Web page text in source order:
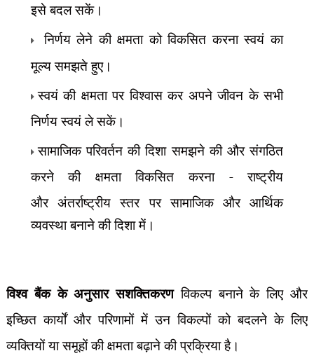
इसे बदल सकें।
निर्णय लेने की क्षमता को विकसित करना स्वयं का
मूल्य समझते हुए।
स्वयं की क्षमता पर विश्वास कर अपने जीवन के सभी
निर्णय स्वयं ले सकें।
सामाजिक परिवर्तन की दिशा समझने की और संगठित
करने की क्षमता विकसित करना - राष्ट्रीय
औरअंतर्राष्ट्रीय स्तर पर सामाजिक और आर्थिक
व्यवस्था बनाने की दिशा में।
विश्व बैंक के अनुसार सशक्तिकरणविकल्प बनाने के लिए और
इच्छित कार्यों और परिणामों में उन विकल्पों को बदलने के लिए
व्यक्तियों या समूहों की क्षमता बढ़ाने की प्रक्रिया है।